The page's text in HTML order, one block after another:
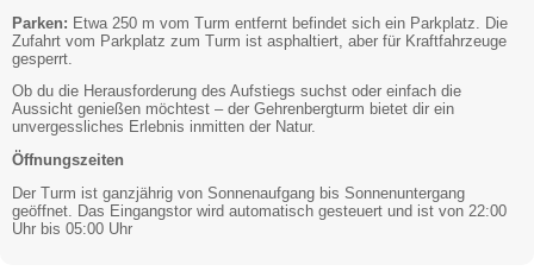
Parken: Etwa 250 m vom Turm entfernt befindet sich ein Parkplatz. Die
Zufahrt vom Parkplatz zum Turm ist asphaltiert, aber für Kraftfahrzeuge
gesperrt.
Ob du die Herausforderung des Aufstiegs suchst oder einfach die
Aussicht genießen möchtest – der Gehrenbergturm bietet dir ein
unvergessliches Erlebnis inmitten der Natur.
Öffnungszeiten
Der Turm ist ganzjährig von Sonnenaufgang bis Sonnenuntergang
geöffnet. Das Eingangstor wird automatisch gesteuert und ist von 22:00
Uhr bis 05:00 Uhr